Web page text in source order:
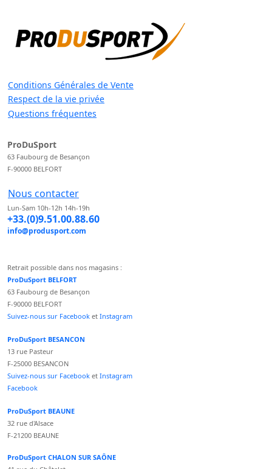
Conditions Générales de Vente
Respect de la vie privée
Questions fréquentes
ProDuSport
63 Faubourg de Besançon
F-90000 BELFORT
Nous contacter
Lun-Sam 10h-12h 14h-19h
+33.(0)9.51.00.88.60
info@produsport.com
Retrait possible dans nos magasins :
ProDuSport BELFORT
63 Faubourg de Besançon
F-90000 BELFORT
Suivez-nous sur Facebook et Instagram
ProDuSport BESANCON
13 rue Pasteur
F-25000 BESANCON
Suivez-nous sur Facebook et Instagram
Facebook
ProDuSport BEAUNE
32 rue d'Alsace
F-21200 BEAUNE
ProDuSport CHALON SUR SAÔNE